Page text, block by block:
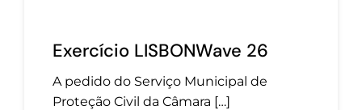
TRANSPARÊNCIA
Exercício LISBONWave 26
A pedido do Serviço Municipal de
Proteção Civil da Câmara […]